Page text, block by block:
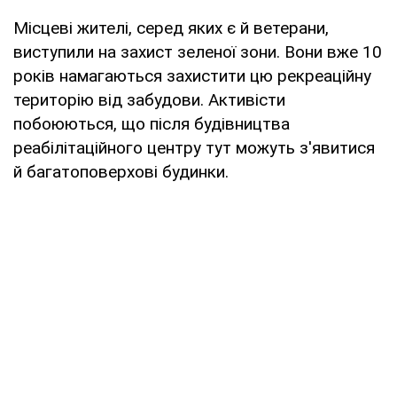
Місцеві жителі, серед яких є й ветерани,
виступили на захист зеленої зони. Вони вже 10
років намагаються захистити цю рекреаційну
територію від забудови. Активісти
побоюються, що після будівництва
реабілітаційного центру тут можуть з'явитися
й багатоповерхові будинки.